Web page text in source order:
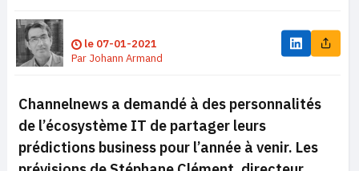
le 07-01-2021
Par Johann Armand
Channelnews a demandé à des personnalités
de l’écosystème IT de partager leurs
prédictions business pour l’année à venir. Les